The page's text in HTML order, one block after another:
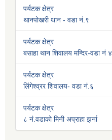
पर्यटक क्षेत्र
थानपोखरी थान - वडा नं.९
पर्यटक क्षेत्र
बसाहा थान शिवालय मन्दिर-वडा नं ४
पर्यटक क्षेत्र
लिंगेश्व्रर शिवालय- वडा नं.६
पर्यटक क्षेत्र
८ नं.वडाको मिनी अप्राहा झर्ना